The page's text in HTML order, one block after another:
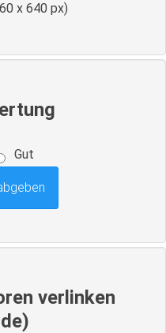
x 640 px)
Gut
verlinken